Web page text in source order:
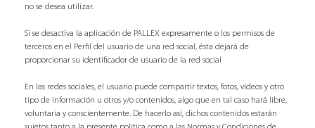
no se desea utilizar.
Si se desactiva la aplicación de PALLEX expresamente o los permisos de
terceros en el Perfil del usuario de una red social, ésta dejará de
proporcionar su identificador de usuario de la red social
En las redes sociales, el usuario puede compartir textos, fotos, vídeos y otro
tipo de información u otros y/o contenidos, algo que en tal caso hará libre,
voluntaria y conscientemente. De hacerlo así, dichos contenidos estarán